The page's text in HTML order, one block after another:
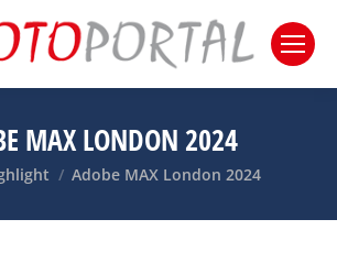
MAX LONDON 2024
sich hier:
Adobe MAX London 2024